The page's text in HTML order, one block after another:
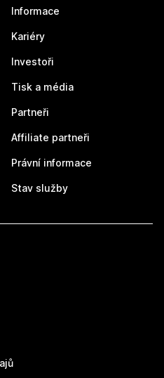
Informace
Kariéry
Investoři
Tisk a média
Partneři
Affiliate partneři
Právní informace
Stav služby